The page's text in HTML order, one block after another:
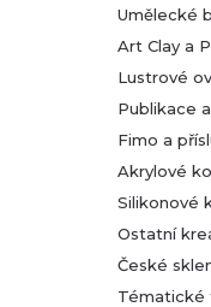
Umělecké
Art Clay a
Lustrové
Publikace
Fimo a
Akrylové
Silikonové
Ostatní
České
Tématické